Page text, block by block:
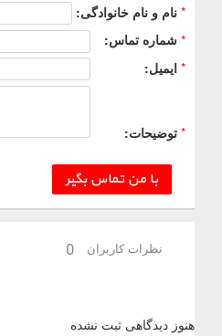
* نام و نام خانوادگی:
* شماره تماس:
* ایمیل:
* توضیحات:
با من تماس بگیر
نظرات کاربران 0
هنوز دیدگاهی ثبت نشده